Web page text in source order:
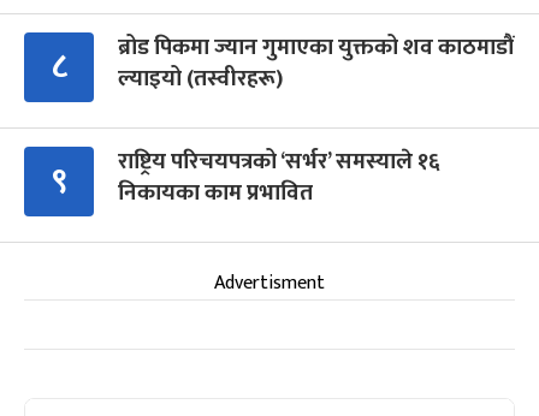
८
ब्रोड पिकमा ज्यान गुमाएका युक्तको शव काठमाडौं
ल्याइयो (तस्वीरहरू)
९
राष्ट्रिय परिचयपत्रको ‘सर्भर’ समस्याले १६
निकायका काम प्रभावित
Advertisment